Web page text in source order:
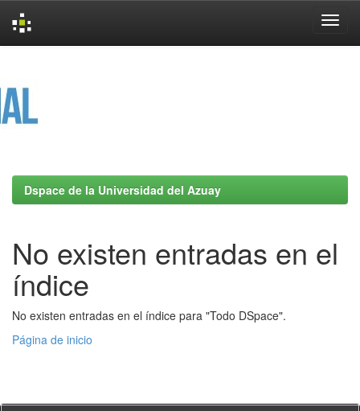
Dspace de la Universidad del Azuay
No existen entradas en el
índice
No existen entradas en el índice para "Todo DSpace".
Página de inicio